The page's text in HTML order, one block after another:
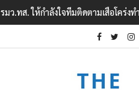
‘ภาคประชาสังคม’ รวมตัวคัดค้าน ‘มิน อ